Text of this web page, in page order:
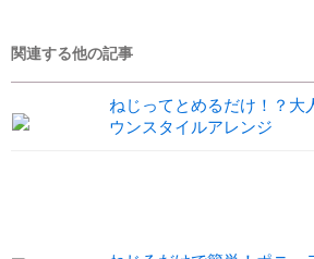
関連する他の記事
ねじってとめるだけ！？大
ウンスタイルアレンジ